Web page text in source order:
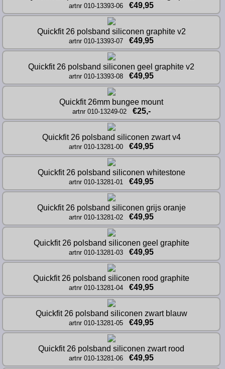
artnr 010-13393-06 €49,95
Quickfit 26 polsband siliconen graphite v2
artnr 010-13393-07 €49,95
Quickfit 26 polsband siliconen geel graphite v2
artnr 010-13393-08 €49,95
Quickfit 26mm bungee mount
artnr 010-13249-02 €25,-
Quickfit 26 polsband siliconen zwart v4
artnr 010-13281-00 €49,95
Quickfit 26 polsband siliconen whitestone
artnr 010-13281-01 €49,95
Quickfit 26 polsband siliconen grijs oranje
artnr 010-13281-02 €49,95
Quickfit 26 polsband siliconen geel graphite
artnr 010-13281-03 €49,95
Quickfit 26 polsband siliconen rood graphite
artnr 010-13281-04 €49,95
Quickfit 26 polsband siliconen zwart blauw
artnr 010-13281-05 €49,95
Quickfit 26 polsband siliconen zwart rood
artnr 010-13281-06 €49,95